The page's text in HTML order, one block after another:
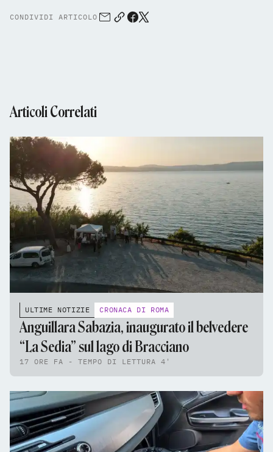
CONDIVIDI ARTICOLO
Articoli Correlati
ULTIME NOTIZIE CRONACA DI ROMA
Anguillara Sabazia, inaugurato il belvedere
“La Sedia” sul lago di Bracciano
17 ORE FA - TEMPO DI LETTURA 4'